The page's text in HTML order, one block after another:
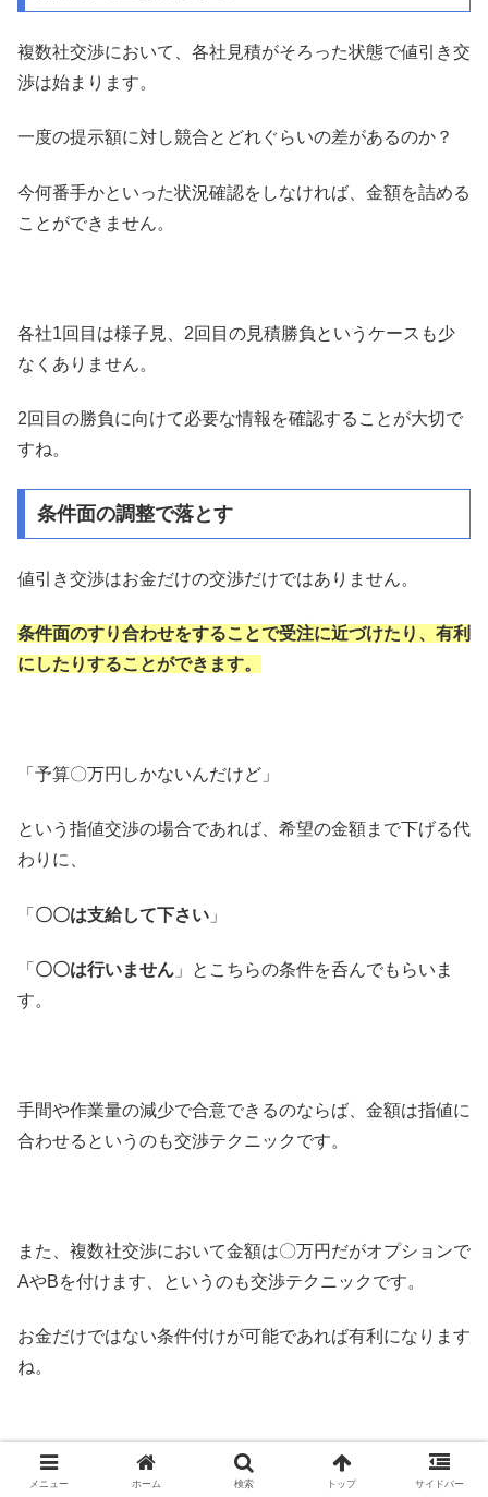
複数社交渉において、各社見積がそろった状態で値引き交
渉は始まります。
一度の提示額に対し競合とどれぐらいの差があるのか？
今何番手かといった状況確認をしなければ、金額を詰める
ことができません。
各社1回目は様子見、2回目の見積勝負というケースも少
なくありません。
2回目の勝負に向けて必要な情報を確認することが大切で
すね。
条件面の調整で落とす
値引き交渉はお金だけの交渉だけではありません。
条件面のすり合わせをすることで受注に近づけたり、有利
にしたりすることができます。
「予算〇万円しかないんだけど」
という指値交渉の場合であれば、希望の金額まで下げる代
わりに、
「 〇〇は支給して下さい 」
「 〇〇は行いません 」とこちらの条件を呑んでもらいま
す。
手間や作業量の減少で合意できるのならば、金額は指値に
合わせるというのも交渉テクニックです。
また、複数社交渉において金額は〇万円だがオプションで
AやBを付けます、というのも交渉テクニックです。
お金だけではない条件付けが可能であれば有利になります
ね。
合わせて読みたい！正しい見積書作成に関する記事
メニュー ホーム 検索 トップ サイドバー